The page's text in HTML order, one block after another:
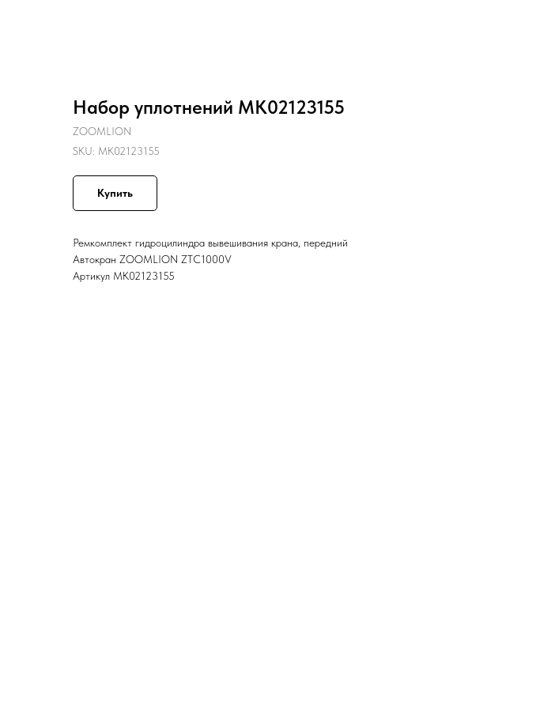
Набор уплотнений MK02123155
ZOOMLION
SKU: MK02123155
Купить
Ремкомплект гидроцилиндра вывешивания крана, передний
Автокран ZOOMLION ZTC1000V
Артикул MK02123155